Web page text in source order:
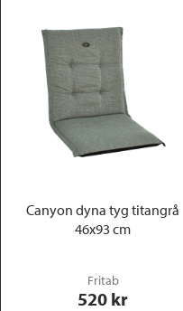
Canyon dyna tyg titangrå
46x93 cm
Fritab
520 kr